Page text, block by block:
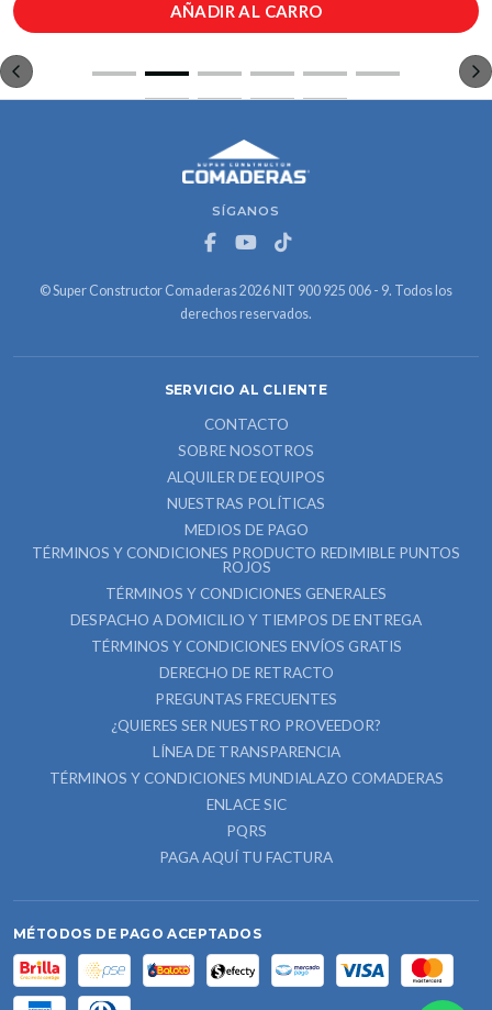
AÑADIR AL CARRO
SÍGANOS
© Super Constructor Comaderas 2026 NIT 900 925 006 - 9. Todos los
derechos reservados.
SERVICIO AL CLIENTE
CONTACTO
SOBRE NOSOTROS
ALQUILER DE EQUIPOS
NUESTRAS POLÍTICAS
MEDIOS DE PAGO
TÉRMINOS Y CONDICIONES PRODUCTO REDIMIBLE PUNTOS
ROJOS
TÉRMINOS Y CONDICIONES GENERALES
DESPACHO A DOMICILIO Y TIEMPOS DE ENTREGA
TÉRMINOS Y CONDICIONES ENVÍOS GRATIS
DERECHO DE RETRACTO
PREGUNTAS FRECUENTES
¿QUIERES SER NUESTRO PROVEEDOR?
LÍNEA DE TRANSPARENCIA
TÉRMINOS Y CONDICIONES MUNDIALAZO COMADERAS
ENLACE SIC
PQRS
PAGA AQUÍ TU FACTURA
MÉTODOS DE PAGO ACEPTADOS